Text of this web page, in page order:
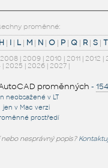
proměnné:
H | I | L | M | N |O | P |Q | R |S |T
2008| 2009| 2010 | 2011| 2012 |
| 2025 | 2026| 2027|
proměnných -
neobsažené v LT
jen v Mac verzi
prostředí
nesprávný popis?